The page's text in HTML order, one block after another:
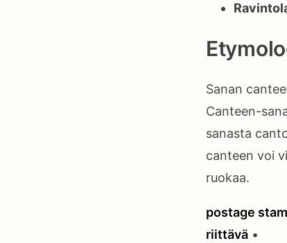
Sanan
Canteen-
sanasta
canteen voi
ruokaa.
postage
riittävä •